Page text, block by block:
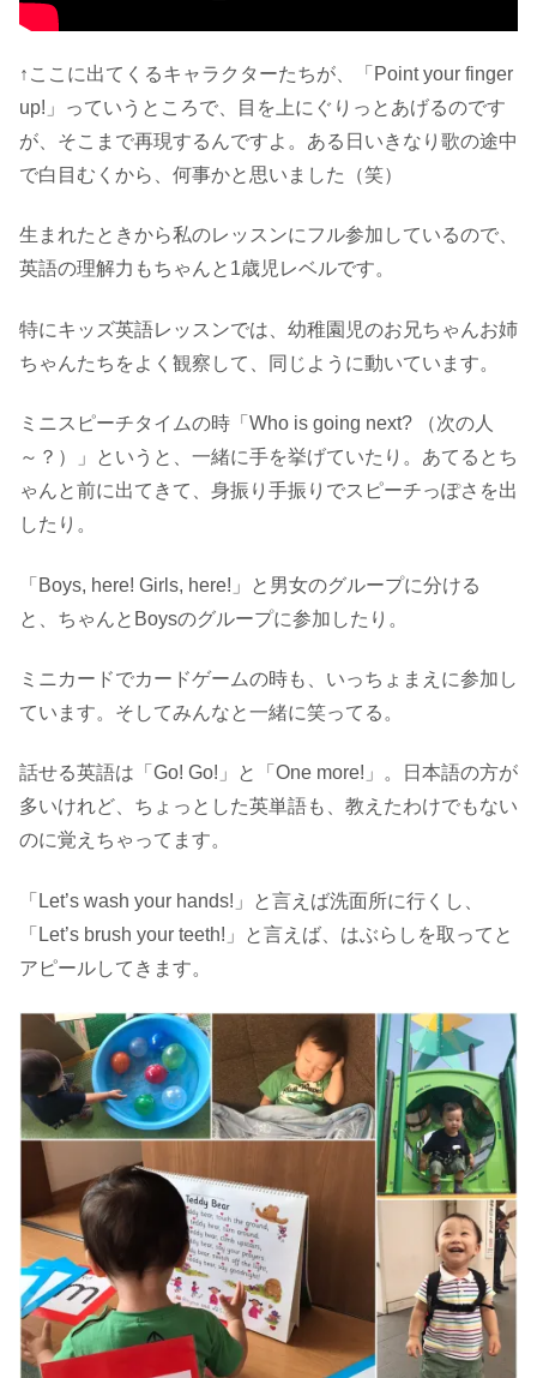
↑ここに出てくるキャラクターたちが、「Point your finger
up!」っていうところで、目を上にぐりっとあげるのです
が、そこまで再現するんですよ。ある日いきなり歌の途中
で白目むくから、何事かと思いました（笑）
生まれたときから私のレッスンにフル参加しているので、
英語の理解力もちゃんと1歳児レベルです。
特にキッズ英語レッスンでは、幼稚園児のお兄ちゃんお姉
ちゃんたちをよく観察して、同じように動いています。
ミニスピーチタイムの時「Who is going next? （次の人
～？）」というと、一緒に手を挙げていたり。あてるとち
ゃんと前に出てきて、身振り手振りでスピーチっぽさを出
したり。
「Boys, here! Girls, here!」と男女のグループに分ける
と、ちゃんとBoysのグループに参加したり。
ミニカードでカードゲームの時も、いっちょまえに参加し
ています。そしてみんなと一緒に笑ってる。
話せる英語は「Go! Go!」と「One more!」。日本語の方が
多いけれど、ちょっとした英単語も、教えたわけでもない
のに覚えちゃってます。
「Let’s wash your hands!」と言えば洗面所に行くし、
「Let’s brush your teeth!」と言えば、はぶらしを取ってと
アピールしてきます。